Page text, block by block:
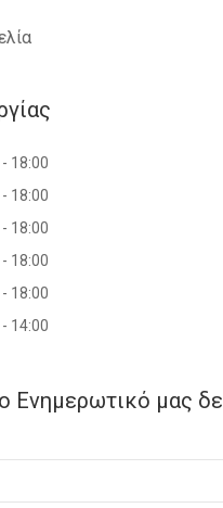
18:00
18:00
18:00
18:00
18:00
14:00
Ενημερωτικό μας